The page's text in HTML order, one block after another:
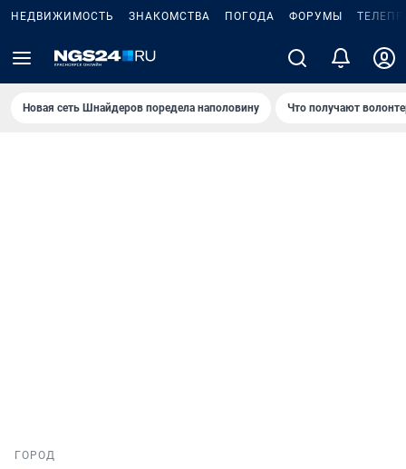
НЕДВИЖИМОСТЬ ЗНАКОМСТВА ПОГОДА ФОРУМЫ
Новая сеть Шнайдеров поредела наполовину Что получают
ГОРОД